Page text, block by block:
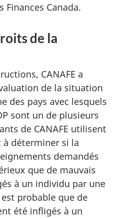
Canada.
de la
CANAFE a
de la situation
des pays avec lesquels
sont un de plusieurs
de CANAFE utilisent
à déterminer si la
demandés
que de mauvais
à un individu par une
probable que de
été infligés à un